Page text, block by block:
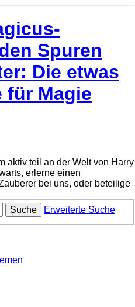
Spuren
Die etwas
für Magie
aktiv teil an der Welt von Harry
erlerne einen
bei uns, oder beteilige
Suche
Erweiterte Suche